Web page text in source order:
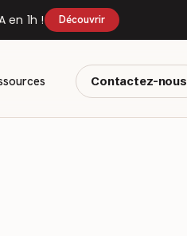
en 1h ! Découvrir
Contactez-nous